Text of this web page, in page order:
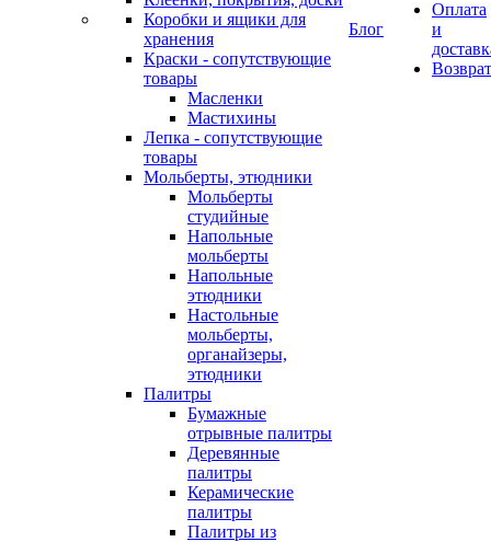
Коробки и ящики для
хранения
Краски - сопутствующие
товары
Масленки
Мастихины
Лепка - сопутствующие
товары
Мольберты, этюдники
Мольберты
студийные
Напольные
мольберты
Напольные
этюдники
Настольные
мольберты,
органайзеры,
этюдники
Палитры
Бумажные
отрывные палитры
Деревянные
палитры
Керамические
палитры
Палитры из
Блог
Оплата
и
Возврат